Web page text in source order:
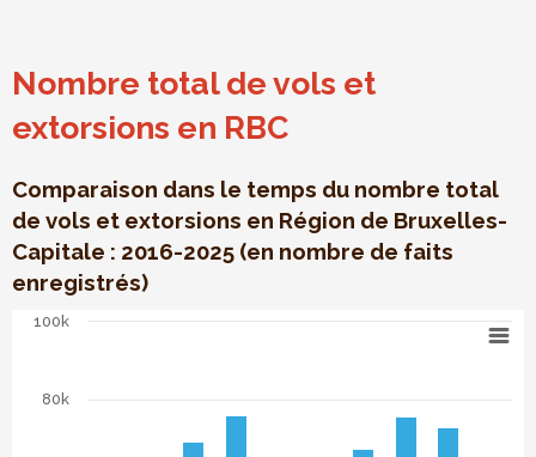
Nombre total de vols et
extorsions en RBC
Comparaison dans le temps du nombre total
de vols et extorsions en Région de Bruxelles-
Capitale : 2016-2025 (en nombre de faits
enregistrés)
Nombre total de vols et extorsions en RBC
The chart has 1 X axis displaying categories. Data range:
The chart has 1 Y axis displaying . Data ranges from 53074
80k
100k